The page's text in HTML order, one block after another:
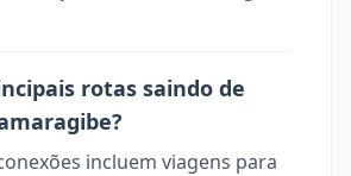
rotas saindo de
incluem viagens para